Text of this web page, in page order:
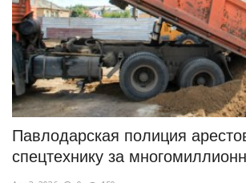
Павлодарская полиция
спецтехнику за